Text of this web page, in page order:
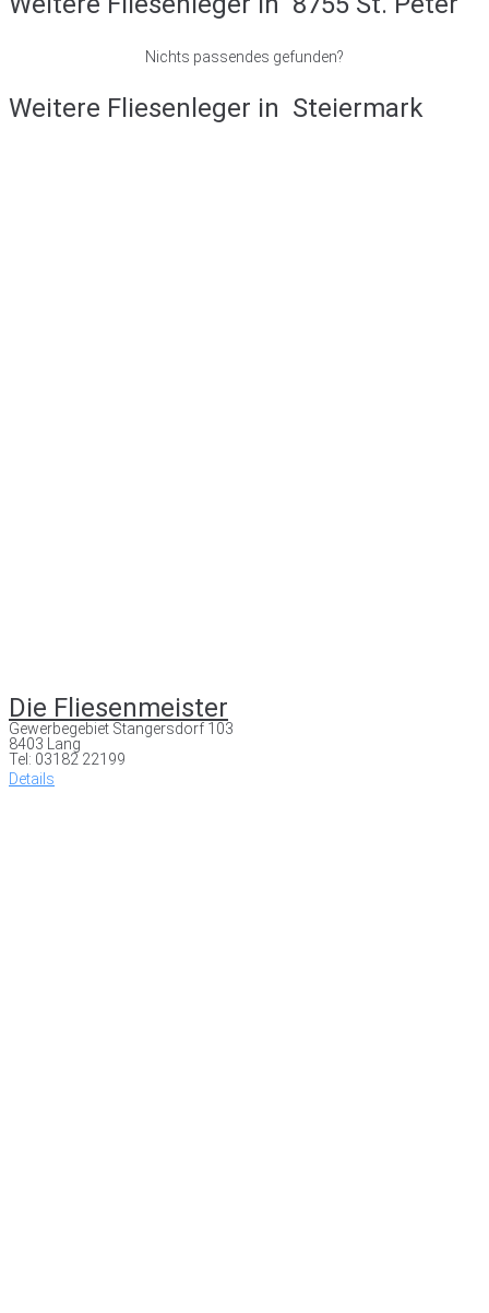
Nichts passendes gefunden?
Weitere Fliesenleger in Steiermark
Die Fliesenmeister
Gewerbegebiet Stangersdorf 103
8403 Lang
Tel: 03182 22199
Details